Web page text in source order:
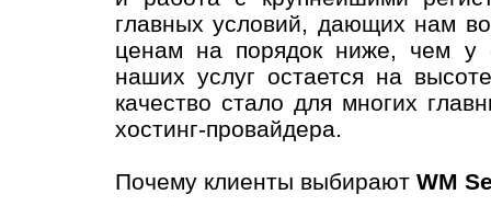
главных условий, дающих нам
ценам на порядок ниже, чем у
наших услуг остается на
качество стало для многих
хостинг-провайдера.
Почему клиенты выбирают WM